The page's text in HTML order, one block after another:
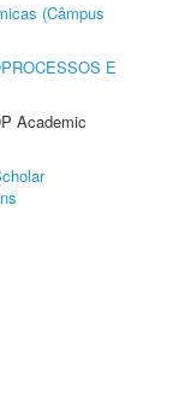
(Câmpus
E
Academic